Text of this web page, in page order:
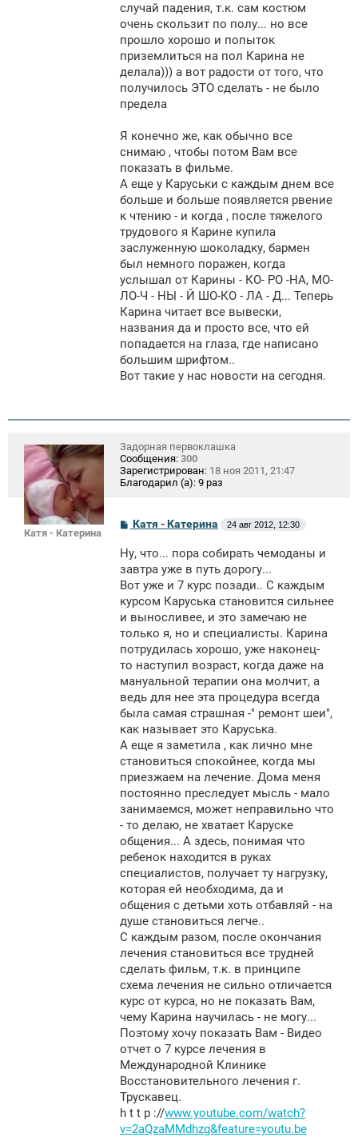
случай падения, т.к. сам костюм
очень скользит по полу... но все
прошло хорошо и попыток
приземлиться на пол Карина не
делала))) а вот радости от того, что
получилось ЭТО сделать - не было
предела
Я конечно же, как обычно все
снимаю , чтобы потом Вам все
показать в фильме.
А еще у Каруськи с каждым днем все
больше и больше появляется рвение
к чтению - и когда , после тяжелого
трудового я Карине купила
заслуженную шоколадку, бармен
был немного поражен, когда
услышал от Карины - КО- РО -НА, МО-
ЛО-Ч - НЫ - Й ШО-КО - ЛА - Д... Теперь
Карина читает все вывески,
названия да и просто все, что ей
попадается на глаза, где написано
большим шрифтом..
Вот такие у нас новости на сегодня.
Катя - Катерина
Задорная первоклашка
Сообщения: 300
Зарегистрирован: 18 ноя 2011, 21:47
Благодарил (а): 9 раз
С
б
щ
н
и
Катя - Катерина 24 авг 2012, 12:30
Ну, что... пора собирать чемоданы и
завтра уже в путь дорогу...
Вот уже и 7 курс позади.. С каждым
курсом Каруська становится сильнее
и выносливее, и это замечаю не
только я, но и специалисты. Карина
потрудилась хорошо, уже наконец-
то наступил возраст, когда даже на
мануальной терапии она молчит, а
ведь для нее эта процедура всегда
была самая страшная -" ремонт шеи",
как называет это Каруська.
А еще я заметила , как лично мне
становиться спокойнее, когда мы
приезжаем на лечение. Дома меня
постоянно преследует мысль - мало
занимаемся, может неправильно что
- то делаю, не хватает Каруске
общения... А здесь, понимая что
ребенок находится в руках
специалистов, получает ту нагрузку,
которая ей необходима, да и
общения с детьми хоть отбавляй - на
душе становиться легче..
С каждым разом, после окончания
лечения становиться все трудней
сделать фильм, т.к. в принципе
схема лечения не сильно отличается
курс от курса, но не показать Вам,
чему Карина научилась - не могу...
Поэтому хочу показать Вам - Видео
отчет о 7 курсе лечения в
Международной Клинике
Восстановительного лечения г.
Трускавец.
h t t p ://www.youtube.com/watch?
v=2aQzaMMdhzg&feature=youtu.be